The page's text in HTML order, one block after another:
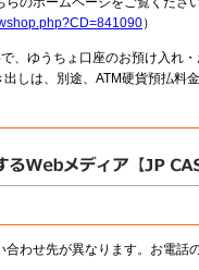
）
、ゆうちょ口座のお預け入れ
しは、別途、ATM硬貨預払料
わせ先が異なります。お電話